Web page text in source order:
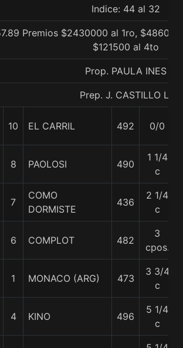
Indice: 44 al 32
Premios $2430000 al 1ro,
$121500 al 4to
Prop. PAULA INES
Prep. J. CASTILLO L.
10 EL CARRIL 492 0/0
8 PAOLOSI 490
1 1/4
c
7
COMO
DORMISTE
436
2 1/4
c
6 COMPLOT 482
3
cpos.
1 MONACO (ARG) 473
3 3/4
c
4 KINO 496
5 1/4
c